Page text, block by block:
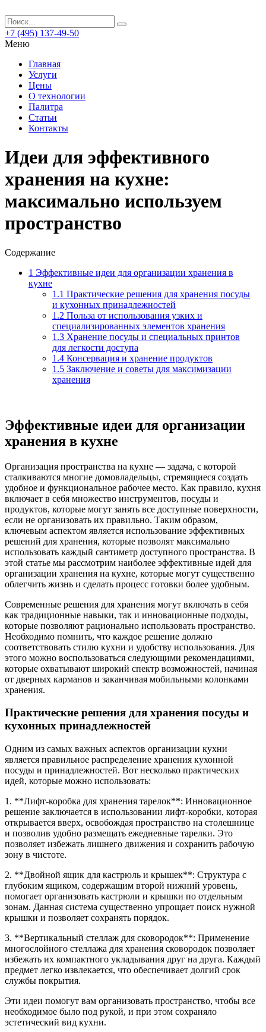
+7 (495) 137-49-50
Меню
Главная
Услуги
Цены
О технологии
Палитра
Статьи
Контакты
Идеи для эффективного
хранения на кухне:
максимально используем
пространство
Содержание
1 Эффективные идеи для организации хранения в
кухне
1.1 Практические решения для хранения посуды
и кухонных принадлежностей
1.2 Польза от использования узких и
специализированных элементов хранения
1.3 Хранение посуды и специальных принтов
для легкости доступа
1.4 Консервация и хранение продуктов
1.5 Заключение и советы для максимизации
хранения
Эффективные идеи для организации
хранения в кухне
Организация пространства на кухне — задача, с которой
сталкиваются многие домовладельцы, стремящиеся создать
удобное и функциональное рабочее место. Как правило, кухня
включает в себя множество инструментов, посуды и
продуктов, которые могут занять все доступные поверхности,
если не организовать их правильно. Таким образом,
ключевым аспектом является использование эффективных
решений для хранения, которые позволят максимально
использовать каждый сантиметр доступного пространства. В
этой статье мы рассмотрим наиболее эффективные идей для
организации хранения на кухне, которые могут существенно
облегчить жизнь и сделать процесс готовки более удобным.
Современные решения для хранения могут включать в себя
как традиционные навыки, так и инновационные подходы,
которые позволяют рационально использовать пространство.
Необходимо помнить, что каждое решение должно
соответствовать стилю кухни и удобству использования. Для
этого можно воспользоваться следующими рекомендациями,
которые охватывают широкий спектр возможностей, начиная
от дверных карманов и заканчивая мобильными колонками
хранения.
Практические решения для хранения посуды и
кухонных принадлежностей
Одним из самых важных аспектов организации кухни
является правильное распределение хранения кухонной
посуды и принадлежностей. Вот несколько практических
идей, которые можно использовать:
1. **Лифт-коробка для хранения тарелок**: Инновационное
решение заключается в использовании лифт-коробки, которая
открывается вверх, освобождая пространство на столешнице
и позволив удобно размещать ежедневные тарелки. Это
позволяет избежать лишнего движения и сохранить рабочую
зону в чистоте.
2. **Двойной ящик для кастрюль и крышек**: Структура с
глубоким ящиком, содержащим второй нижний уровень,
помогает организовать кастрюли и крышки по отдельным
зонам. Данная система существенно упрощает поиск нужной
крышки и позволяет сохранять порядок.
3. **Вертикальный стеллаж для сковородок**: Применение
многослойного стеллажа для хранения сковородок позволяет
избежать их компактного укладывания друг на друга. Каждый
предмет легко извлекается, что обеспечивает долгий срок
службы покрытия.
Эти идеи помогут вам организовать пространство, чтобы все
необходимое было под рукой, и при этом сохраняло
эстетический вид кухни.